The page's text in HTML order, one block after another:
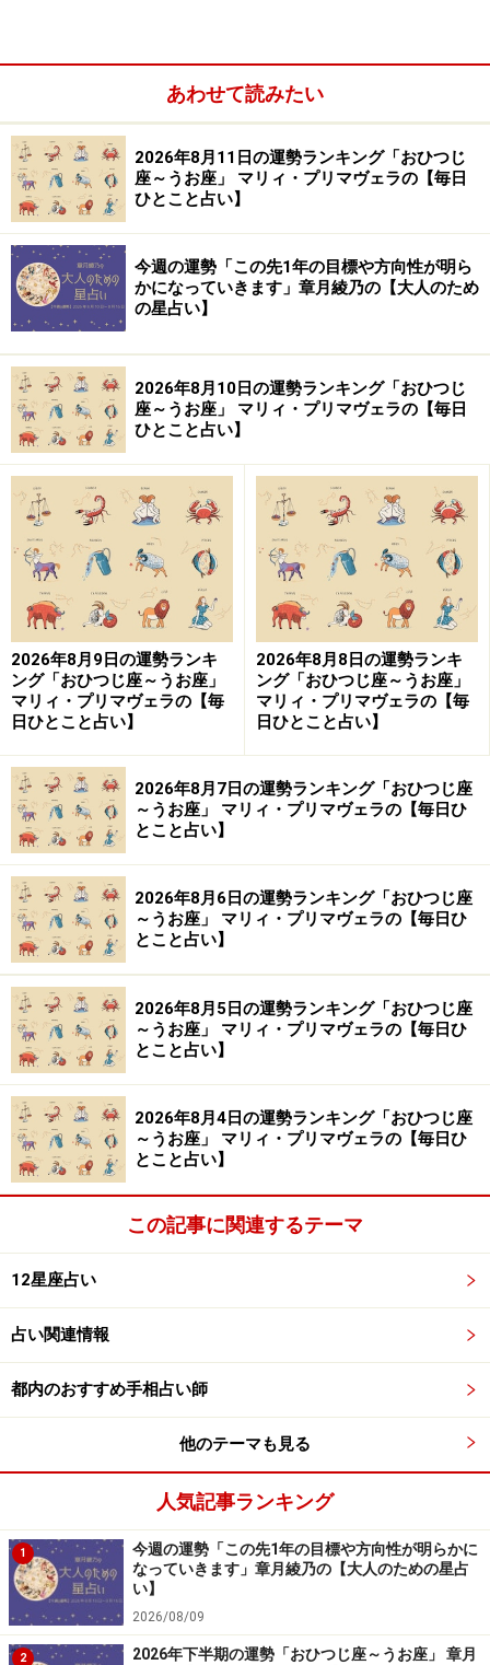
＞【12星座別】今月の全体運1位の星座は？
10位：しし座／獅子座（7月23日～8月22日
生まれ）
好きな画集や写真集を開いてみよう。心が洗われるは
ず。
＞【12星座別】今月の全体運1位の星座は？
9位：かに座／蟹座（6月22日～7月22日生
まれ）
親友相手でもワガママは厳禁。険悪なムードになりそ
う……。
8位：おうし座／牡牛座（4月20日～5月20
日生まれ）
目上の人と折り合いが悪くなるかも。特に男性に注意。
＞【12星座別】今月の全体運1位の星座は？
7位：おひつじ座／牡羊座（3月21日～4月
19日生まれ）
友人関係が華やかに。どんな人にも話しかける気さくな
姿勢が◎。
＞【12星座別】今月の全体運1位の星座は？
あわせて読みたい
2026年8月11日の運勢ランキング「おひつじ
座～うお座」 マリィ・プリマヴェラの【毎日
ひとこと占い】
今週の運勢「この先1年の目標や方向性が明ら
かになっていきます」章月綾乃の【大人のため
の星占い】
2026年8月10日の運勢ランキング「おひつじ
座～うお座」 マリィ・プリマヴェラの【毎日
ひとこと占い】
2026年8月9日の運勢ランキ
ング「おひつじ座～うお座」
マリィ・プリマヴェラの【毎
日ひとこと占い】
2026年8月8日の運勢ランキ
ング「おひつじ座～うお座」
マリィ・プリマヴェラの【毎
日ひとこと占い】
2026年8月7日の運勢ランキング「おひつじ座
～うお座」 マリィ・プリマヴェラの【毎日ひ
とこと占い】
2026年8月6日の運勢ランキング「おひつじ座
～うお座」 マリィ・プリマヴェラの【毎日ひ
とこと占い】
2026年8月5日の運勢ランキング「おひつじ座
～うお座」 マリィ・プリマヴェラの【毎日ひ
とこと占い】
2026年8月4日の運勢ランキング「おひつじ座
～うお座」 マリィ・プリマヴェラの【毎日ひ
とこと占い】
この記事に関連するテーマ
12星座占い
占い関連情報
都内のおすすめ手相占い師
他のテーマも見る
人気記事ランキング
1
今週の運勢「この先1年の目標や方向性が明らかに
なっていきます」章月綾乃の【大人のための星占
い】
2026/08/09
2
2026年下半期の運勢「おひつじ座～うお座」 章月